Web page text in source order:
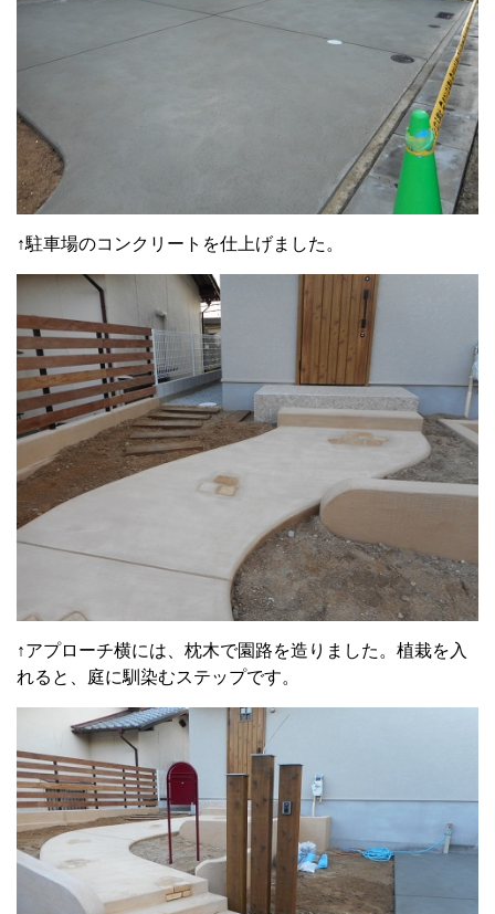
↑駐車場のコンクリートを仕上げました。
↑アプローチ横には、枕木で園路を造りました。植栽を入
れると、庭に馴染むステップです。